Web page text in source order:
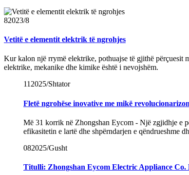
82023/8
Vetitë e elementit elektrik të ngrohjes
Kur kalon një rrymë elektrike, pothuajse të gjithë përçuesit
elektrike, mekanike dhe kimike është i nevojshëm.
11 2025/Shtator
Fletë ngrohëse inovative me mikë
Më 31 korrik në Zhongshan Eycom - Një zgjidhje e
efikasitetin e lartë dhe shpërndarjen e qëndrueshme
082025/Gusht
Titulli: Zhongshan Eycom Electric Appliance Co.